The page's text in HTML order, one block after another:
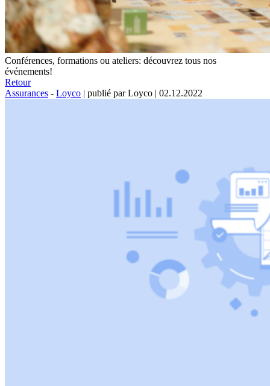
Conférences, formations ou ateliers: découvrez tous nos
événements!
Retour
Assurances - Loyco | publié par Loyco | 02.12.2022